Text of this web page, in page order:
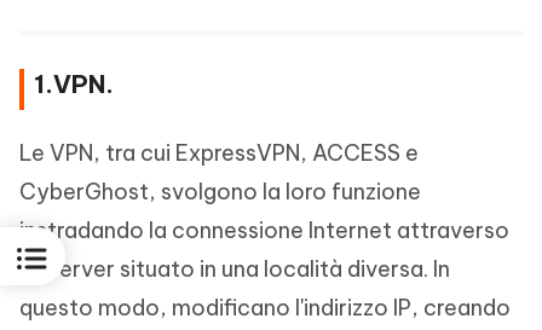
1.VPN.
Le VPN, tra cui ExpressVPN, ACCESS e
CyberGhost, svolgono la loro funzione
instradando la connessione Internet attraverso
un server situato in una località diversa. In
questo modo, modificano l'indirizzo IP, creando